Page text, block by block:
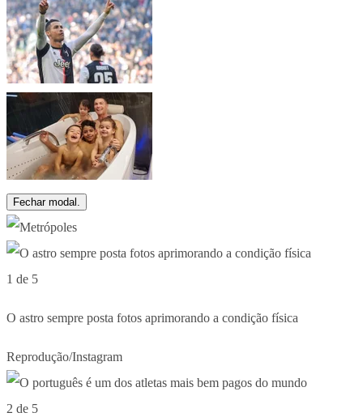
Fechar modal.
1 de 5
O astro sempre posta fotos aprimorando a condição física
Reprodução/Instagram
2 de 5